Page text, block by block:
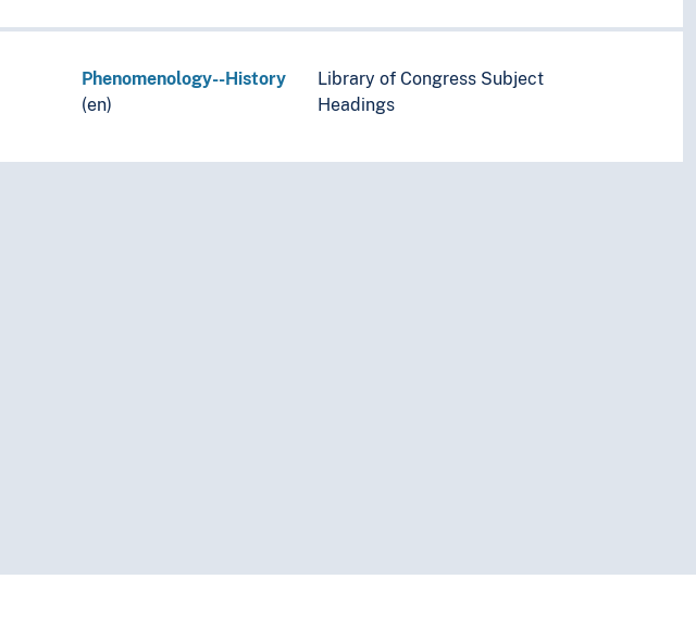
Phenomenology--History
(en)
Library of Congress Subject
Headings